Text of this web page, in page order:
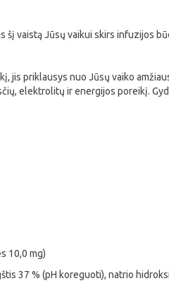
vaistą Jūsų vaikui skirs infuzijos
jis priklausys nuo Jūsų vaiko
elektrolitų ir energijos poreikį.
10,0 mg)
37 % (pH koreguoti), natrio